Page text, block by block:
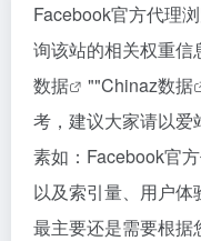
Facebook官方代理
询该站的相关权重信
数据
""Chinaz数据
考，建议大家请以爱
素如：Facebook官
以及索引量、用户体
最主要还是需要根据